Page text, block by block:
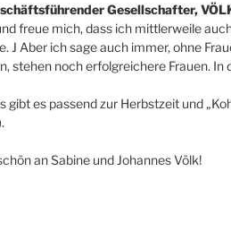
Gesellschafter,
freue mich, dass ich mittlerweile
J Aber ich sage auch immer, ohne
stehen noch erfolgreichere Frauen. In
gibt es passend zur Herbstzeit und
an Sabine und Johannes Völk!